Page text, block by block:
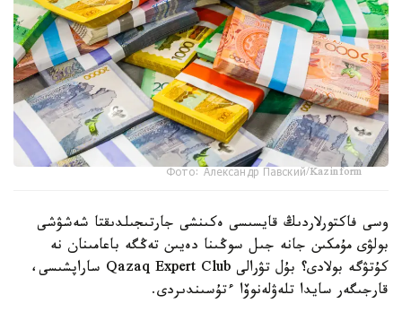
Фото: Александр Павский/Kazinform
وسى فاكتورلاردىڭ قايسىسى ەكىنشى جارتىجىلدىقتا شەشۋشى
بولۋى مۇمكىن جانە جىل سوڭىنا دەيىن تەڭگە باعامىنان نە
كۇتۋگە بولادى؟ بۇل تۋرالى Qazaq Expert Club ساراپشىسى،
قارجىگەر سايدا تلەۋلەنوۆا ءتۇسىندىردى.